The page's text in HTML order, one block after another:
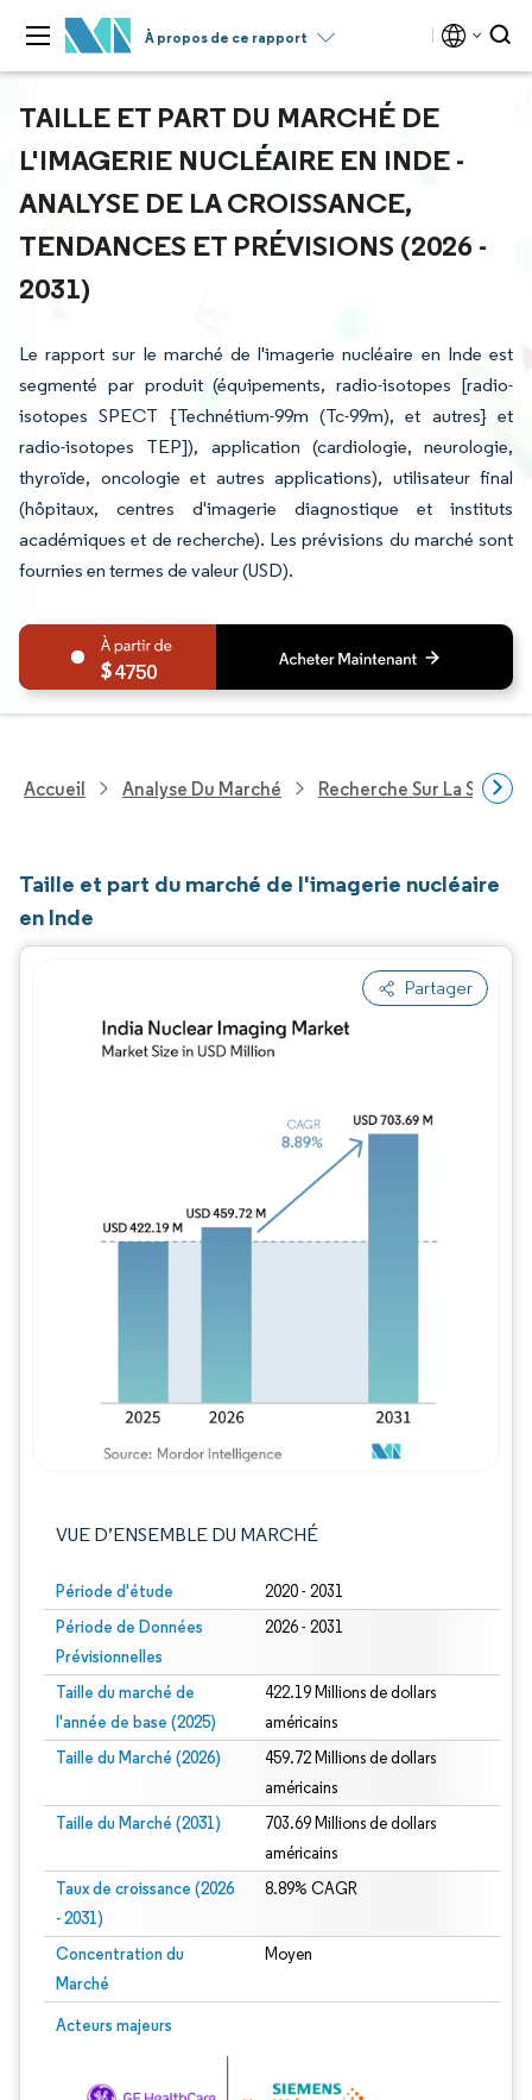
À propos de ce rapport
TAILLE ET PART DU MARCHÉ DE
L'IMAGERIE NUCLÉAIRE EN INDE -
ANALYSE DE LA CROISSANCE,
TENDANCES ET PRÉVISIONS (2026 -
2031)
Le rapport sur le marché de l'imagerie nucléaire en Inde est
segmenté par produit (équipements, radio-isotopes [radio-
isotopes SPECT {Technétium-99m (Tc-99m), et autres} et
radio-isotopes TEP]), application (cardiologie, neurologie,
thyroïde, oncologie et autres applications), utilisateur final
(hôpitaux, centres d'imagerie diagnostique et instituts
académiques et de recherche). Les prévisions du marché sont
fournies en termes de valeur (USD).
4750
Accueil Analyse Du Marché Recherche Sur La Santé
Taille et part du marché de l'imagerie nucléaire
en Inde
Partager
VUE D’ENSEMBLE DU MARCHÉ
Période d'étude 2020 - 2031
Période de Données
Prévisionnelles
2026 - 2031
Taille du marché de
l'année de base (2025)
422.19 Millions de dollars
américains
Taille du Marché (2026)
459.72 Millions de dollars
américains
Taille du Marché (2031)
703.69 Millions de dollars
américains
Taux de croissance (2026
- 2031)
8.89% CAGR
Concentration du
Marché
Moyen
Acteurs majeurs
Image © Mordor Intelligence. La réutilisation nécessite une attribution sous CC